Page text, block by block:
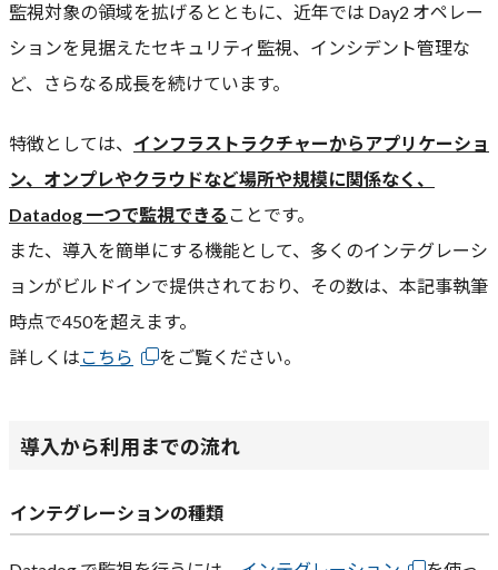
監視対象の領域を拡げるとともに、近年では Day2 オペレー
ションを見据えたセキュリティ監視、インシデント管理な
ど、さらなる成長を続けています。
特徴としては、 インフラストラクチャーからアプリケーショ
ン、 オンプレやクラウドなど場所や規模に関係なく、
Datadog 一つで監視できる ことです。
また、導入を簡単にする機能として、多くのインテグレーシ
ョンがビルドインで提供されており、その数は、本記事執筆
時点で450を超えます。
詳しくはこちら をご覧ください。
導入から利用までの流れ
インテグレーションの種類